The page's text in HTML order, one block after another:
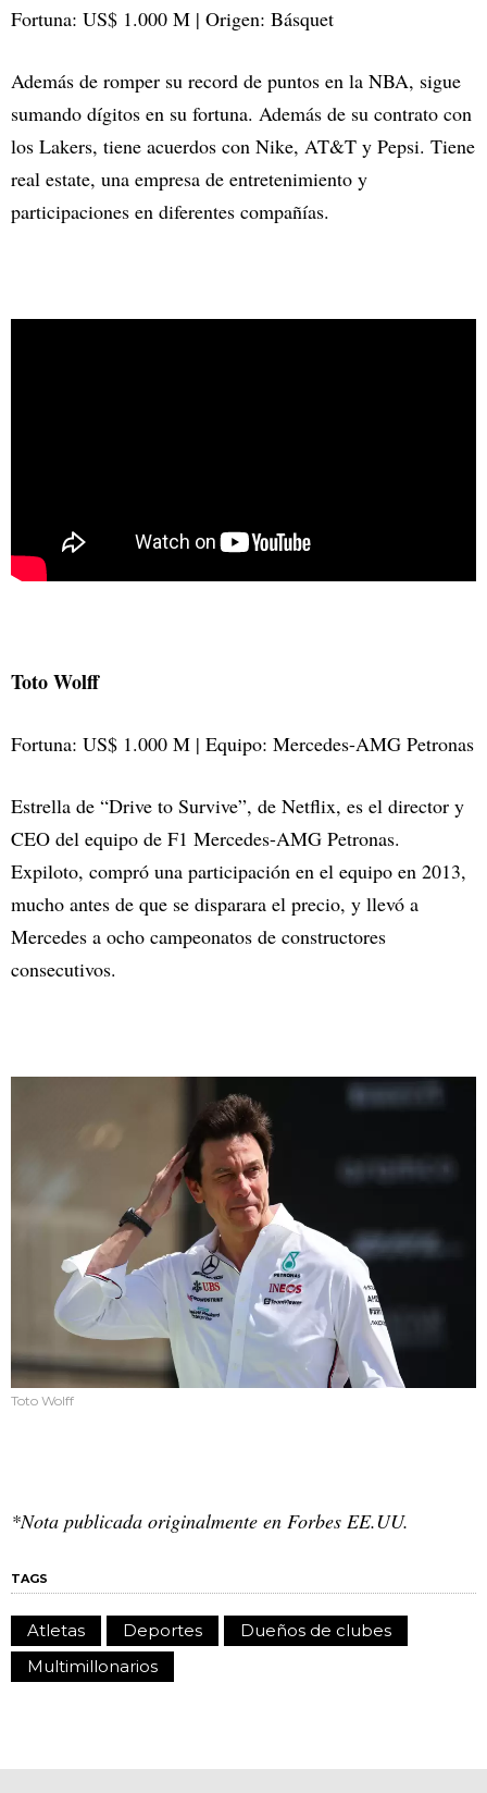
Fortuna: US$ 1.000 M | Origen: Básquet
Además de romper su record de puntos en la NBA, sigue
sumando dígitos en su fortuna. Además de su contrato con
los Lakers, tiene acuerdos con Nike, AT&T y Pepsi. Tiene
real estate, una empresa de entretenimiento y
participaciones en diferentes compañías.
Toto Wolff
Fortuna: US$ 1.000 M | Equipo: Mercedes-AMG Petronas
Estrella de “Drive to Survive”, de Netflix, es el director y
CEO del equipo de F1 Mercedes-AMG Petronas.
Expiloto, compró una participación en el equipo en 2013,
mucho antes de que se disparara el precio, y llevó a
Mercedes a ocho campeonatos de constructores
consecutivos.
Toto Wolff
*Nota publicada originalmente en Forbes EE.UU.
TAGS
Atletas Deportes
Dueños de clubes
Multimillonarios